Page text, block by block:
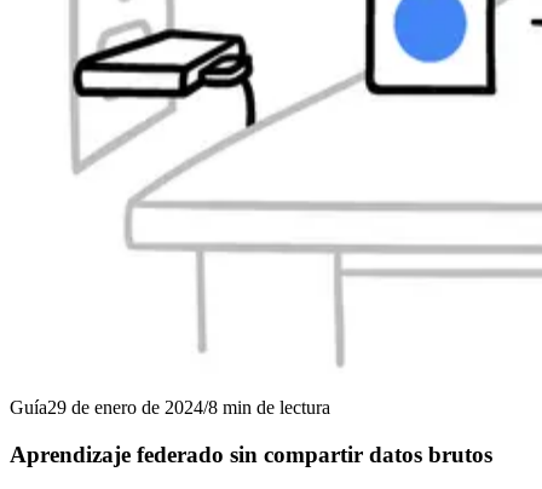
Guía29 de enero de 2024/8 min de lectura
Aprendizaje federado sin compartir datos brutos